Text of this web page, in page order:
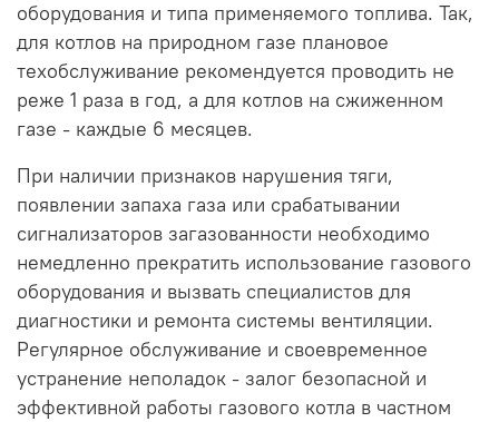
оборудования и типа применяемого топлива. Так,
для котлов на природном газе плановое
техобслуживание рекомендуется проводить не
реже 1 раза в год, а для котлов на сжиженном
газе - каждые 6 месяцев.
При наличии признаков нарушения тяги,
появлении запаха газа или срабатывании
сигнализаторов загазованности необходимо
немедленно прекратить использование газового
оборудования и вызвать специалистов для
диагностики и ремонта системы вентиляции.
Регулярное обслуживание и своевременное
устранение неполадок - залог безопасной и
эффективной работы газового котла в частном